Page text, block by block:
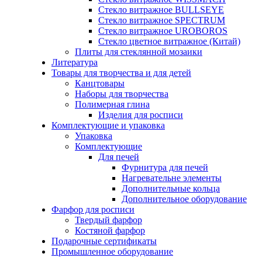
Стекло витражное BULLSEYE
Стекло витражное SPECTRUM
Стекло витражное UROBOROS
Стекло цветное витражное (Китай)
Плиты для стеклянной мозаики
Литература
Товары для творчества и для детей
Канцтовары
Наборы для творчества
Полимерная глина
Изделия для росписи
Комплектующие и упаковка
Упаковка
Комплектующие
Для печей
Фурнитура для печей
Нагревательне элементы
Дополнительные кольца
Дополнительное оборудование
Фарфор для росписи
Твердый фарфор
Костяной фарфор
Подарочные сертификаты
Промышленное оборудование